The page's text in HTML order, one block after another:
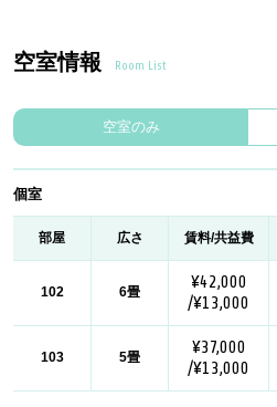
空室情報 Room List
空室のみ
個室
部屋 広さ 賃料/共益費
102 6畳
¥42,000
/¥13,000
103 5畳
¥37,000
/¥13,000